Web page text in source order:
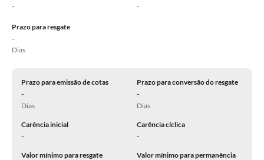
- -
Prazo para resgate
-
Dias
Prazo para emissão de cotas
-
Dias
Prazo para conversão do resgate
-
Dias
Carência inicial
-
Carência cíclica
-
Valor mínimo para resgate Valor mínimo para permanência